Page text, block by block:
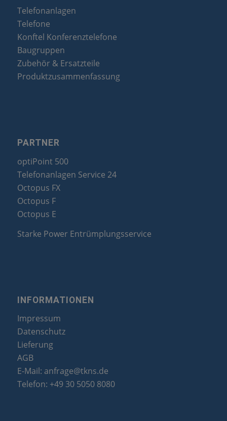
Telefonanlagen
Telefone
Konftel Konferenztelefone
Baugruppen
Zubehör & Ersatzteile
Produktzusammenfassung
PARTNER
optiPoint 500
Telefonanlagen Service 24
Octopus FX
Octopus F
Octopus E
Starke Power Entrümplungsservice
INFORMATIONEN
Impressum
Datenschutz
Lieferung
AGB
E-Mail: anfrage@tkns.de
Telefon: +49 30 5050 8080